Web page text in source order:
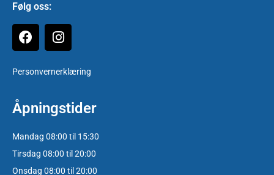
Følg oss:
Personvernerklæring
Åpningstider
Mandag 08:00 til 15:30
Tirsdag 08:00 til 20:00
Onsdag 08:00 til 20:00